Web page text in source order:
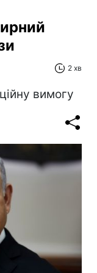
2 хв
вимогу